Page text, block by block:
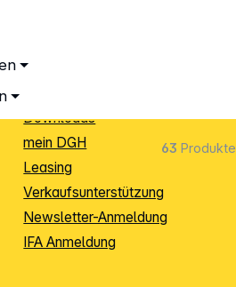
63 Produkte
Sendungsverfolgung
Downloads
mein DGH
Leasing
Verkaufsunterstützung
Newsletter-Anmeldung
IFA Anmeldung